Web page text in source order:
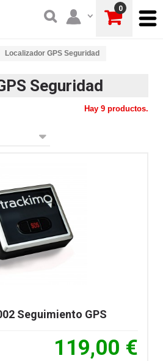
0
Localizador GPS Seguridad
Seguridad
Hay 9 productos.
Seguimiento GPS
119,00 €